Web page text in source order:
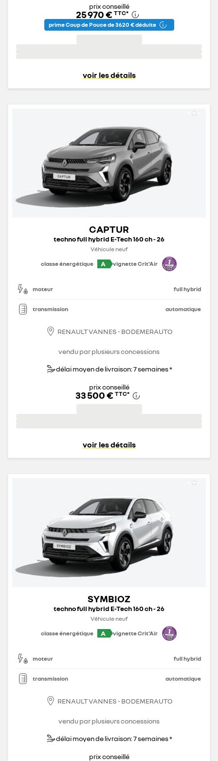
prix conseillé
25 970 € TTC*
prime Coup de Pouce de 3 620 € déduite
voir les détails
CAPTUR
techno full hybrid E-Tech 160 ch - 26
Véhicule neuf
classe énergétique
A vignette Crit'Air
moteur full hybrid
transmission automatique
RENAULT VANNES - BODEMERAUTO
vendu par plusieurs concessions
délai moyen de livraison: 7 semaines *
prix conseillé
33 500 € TTC*
voir les détails
SYMBIOZ
techno full hybrid E-Tech 160 ch - 26
Véhicule neuf
classe énergétique
A vignette Crit'Air
moteur full hybrid
transmission automatique
RENAULT VANNES - BODEMERAUTO
vendu par plusieurs concessions
délai moyen de livraison: 7 semaines *
prix conseillé